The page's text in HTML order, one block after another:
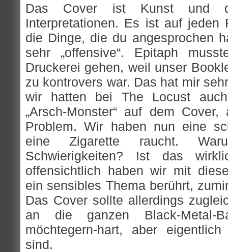
Das Cover ist Kunst und
Interpretationen. Es ist auf jeden
die Dinge, die du angesprochen
sehr „offensive“. Epitaph
Druckerei gehen, weil unser
zu kontrovers war. Das hat mir
wir hatten bei The Locust
„Arsch-Monster“ auf dem
Problem. Wir haben nun eine
eine Zigarette raucht.
Schwierigkeiten? Ist das
offensichtlich haben wir mit
ein sensibles Thema berührt,
Das Cover sollte allerdings
an die ganzen Black-
möchtegern-hart, aber
sind.